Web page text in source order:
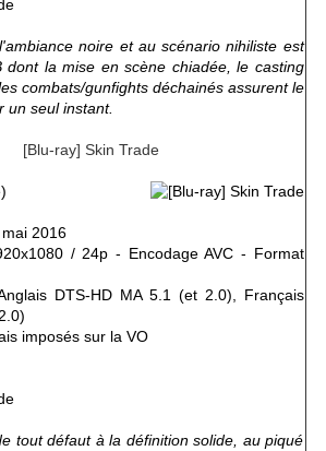
noire et au scénario nihiliste est
dont la mise en scène chiadée, le casting
combats/gunfights déchainés assurent le
un seul instant.
2016
/ 24p - Encodage AVC - Format
DTS-HD MA 5.1 (et 2.0), Français
imposés sur la VO
tout défaut à la définition solide, au piqué